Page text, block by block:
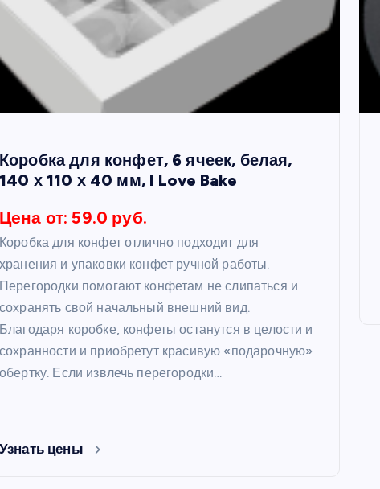
Коробка для конфет, 6 ячеек, белая,
140 х 110 х 40 мм, I Love Bake
Цена от: 59.0 руб.
Коробка для конфет отлично подходит для
хранения и упаковки конфет ручной работы.
Перегородки помогают конфетам не слипаться и
сохранять свой начальный внешний вид.
Благодаря коробке, конфеты останутся в целости и
сохранности и приобретут красивую «подарочную»
обертку. Если извлечь перегородки…
Узнать цены